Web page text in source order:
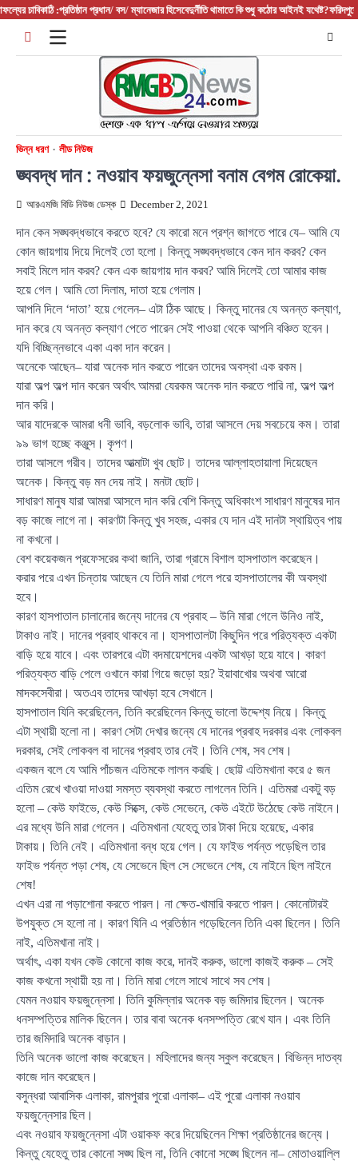
Skip:প্রতিষ্ঠান প্রধান/ বস/ ম্যানেজার হিসেবেদুর্নীতি থামাতে কি শুধু কঠোর আইনই যথেষ্ট?ফরিদপুরের
ভিন্ন ধরণ লীড নিউজ
ঙ্ঘবদ্ধ দান : নওয়াব ফয়জুন্নেসা বনাম বেগম রোকেয়া.
আরএমজি বিডি নিউজ ডেস্ক December 2, 2021
দান কেন সঙ্ঘবদ্ধভাবে করতে হবে? যে কারো মনে প্রশ্ন জাগতে পারে যে– আমি যে
কোন জায়গায় দিয়ে দিলেই তো হলো। কিন্তু সঙ্ঘবদ্ধভাবে কেন দান করব? কেন
সবাই মিলে দান করব? কেন এক জায়গায় দান করব? আমি দিলেই তো আমার কাজ
হয়ে গেল। আমি তো দিলাম, দাতা হয়ে গেলাম।
আপনি দিলে ‘দাতা’ হয়ে গেলেন– এটা ঠিক আছে। কিন্তু দানের যে অনন্ত কল্যাণ,
দান করে যে অনন্ত কল্যাণ পেতে পারেন সেই পাওয়া থেকে আপনি বঞ্চিত হবেন।
যদি বিচ্ছিন্নভাবে একা একা দান করেন।
অনেকে আছেন– যারা অনেক দান করতে পারেন তাদের অবস্থা এক রকম।
যারা অল্প অল্প দান করেন অর্থাৎ আমরা যেরকম অনেক দান করতে পারি না, অল্প অল্প
দান করি।
আর যাদেরকে আমরা ধনী ভাবি, বড়লোক ভাবি, তারা আসলে দেয় সবচেয়ে কম। তারা
৯৯ ভাগ হচ্ছে কঞ্জুস। কৃপণ।
তারা আসলে গরীব। তাদের আত্মাটা খুব ছোট। তাদের আল্লাহতায়ালা দিয়েছেন
অনেক। কিন্তু বড় মন দেয় নাই। মনটা ছোট।
সাধারণ মানুষ যারা আমরা আসলে দান করি বেশি কিন্তু অধিকাংশ সাধারণ মানুষের দান
বড় কাজে লাগে না। কারণটা কিন্তু খুব সহজ, একার যে দান এই দানটা স্থায়িত্ব পায়
না কখনো।
বেশ কয়েকজন প্রফেসরের কথা জানি, তারা গ্রামে বিশাল হাসপাতাল করেছেন।
করার পরে এখন চিন্তায় আছেন যে তিনি মারা গেলে পরে হাসপাতালের কী অবস্থা
হবে।
কারণ হাসপাতাল চালানোর জন্যে দানের যে প্রবাহ – উনি মারা গেলে উনিও নাই,
টাকাও নাই। দানের প্রবাহ থাকবে না। হাসপাতালটা কিছুদিন পরে পরিত্যক্ত একটা
বাড়ি হয়ে যাবে। এবং তারপরে এটা বদমায়েশদের একটা আখড়া হয়ে যাবে। কারণ
পরিত্যক্ত বাড়ি পেলে ওখানে কারা গিয়ে জড়ো হয়? ইয়াবাখোর অথবা আরো
মাদকসেবীরা। অতএব তাদের আখড়া হবে সেখানে।
হাসপাতাল যিনি করেছিলেন, তিনি করেছিলেন কিন্তু ভালো উদ্দেশ্য নিয়ে। কিন্তু
এটা স্থায়ী হলো না। কারণ সেটা দেখার জন্যে যে দানের প্রবাহ দরকার এবং লোকবল
দরকার, সেই লোকবল বা দানের প্রবাহ তার নেই। তিনি শেষ, সব শেষ।
একজন বলে যে আমি পাঁচজন এতিমকে লালন করছি। ছোট্ট এতিমখানা করে ৫ জন
এতিম রেখে খাওয়া দাওয়া সমস্ত ব্যবস্থা করতে লাগলেন তিনি। এতিমরা একটু বড়
হলো – কেউ ফাইভে, কেউ সিক্সে, কেউ সেভেনে, কেউ এইটে উঠেছে কেউ নাইনে।
এর মধ্যে উনি মারা গেলেন। এতিমখানা যেহেতু তার টাকা দিয়ে হয়েছে, একার
টাকায়। তিনি নেই। এতিমখানা বন্ধ হয়ে গেল। যে ফাইভ পর্যন্ত পড়েছিল তার
ফাইভ পর্যন্ত পড়া শেষ, যে সেভেনে ছিল সে সেভেনে শেষ, যে নাইনে ছিল নাইনে
শেষ!
এখন এরা না পড়াশোনা করতে পারল। না ক্ষেত-খামারি করতে পারল। কোনোটারই
উপযুক্ত সে হলো না। কারণ যিনি এ প্রতিষ্ঠান গড়েছিলেন তিনি একা ছিলেন। তিনি
নাই, এতিমখানা নাই।
অর্থাৎ, একা যখন কেউ কোনো কাজ করে, দানই করুক, ভালো কাজই করুক – সেই
কাজ কখনো স্থায়ী হয় না। তিনি মারা গেলে সাথে সাথে সব শেষ।
যেমন নওয়াব ফয়জুন্নেসা। তিনি কুমিল্লার অনেক বড় জমিদার ছিলেন। অনেক
ধনসম্পত্তির মালিক ছিলেন। তার বাবা অনেক ধনসম্পত্তি রেখে যান। এবং তিনি
তার জমিদারি অনেক বাড়ান।
তিনি অনেক ভালো কাজ করেছেন। মহিলাদের জন্য স্কুল করেছেন। বিভিন্ন দাতব্য
কাজে দান করেছেন।
বসুন্ধরা আবাসিক এলাকা, রামপুরার পুরো এলাকা– এই পুরো এলাকা নওয়াব
ফয়জুন্নেসার ছিল।
এবং নওয়াব ফয়জুন্নেসা এটা ওয়াকফ করে দিয়েছিলেন শিক্ষা প্রতিষ্ঠানের জন্যে।
কিন্তু যেহেতু তার কোনো সঙ্ঘ ছিল না, তিনি কোনো সঙ্ঘে ছিলেন না– মোতাওয়াল্লি